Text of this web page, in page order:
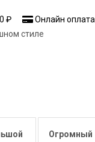
₽
Онлайн оплата
стиле
Огромный